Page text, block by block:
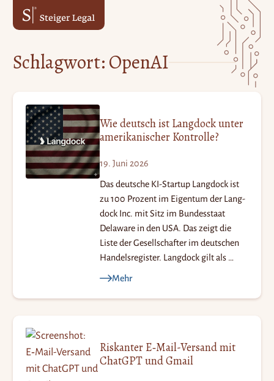
Hauptmenü
Schlagwort:OpenAI
Wie deutsch ist Langdock unter
amerikanischer Kontrolle?
19. Juni 2026
Das deutsche KI-Startup Langdock ist
zu 100 Prozent im Eigentum der Lang­
dock Inc. mit Sitz im Bundesstaat
Delaware in den USA. Das zeigt die
Liste der Gesellschafter im deutschen
Handelsregister. Langdock gilt als …
Mehr
Riskanter E‑Mail-Versand mit
ChatGPT und Gmail